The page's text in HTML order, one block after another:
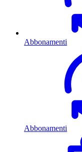
Abbonamenti
Abbonamenti